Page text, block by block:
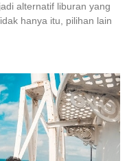
alternatif liburan yang
hanya itu, pilihan lain